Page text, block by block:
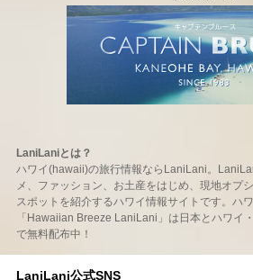
LaniLaniとは？
ハワイ(hawaii)の旅行情報ならLaniLani。
メ、ファッション、お土産をはじめ、現地オプ
スポットを紹介するハワイ情報サイトです。ハ
「Hawaiian Breeze LaniLani」は日本とハワイ
で無料配布中！
LaniLani公式SNS